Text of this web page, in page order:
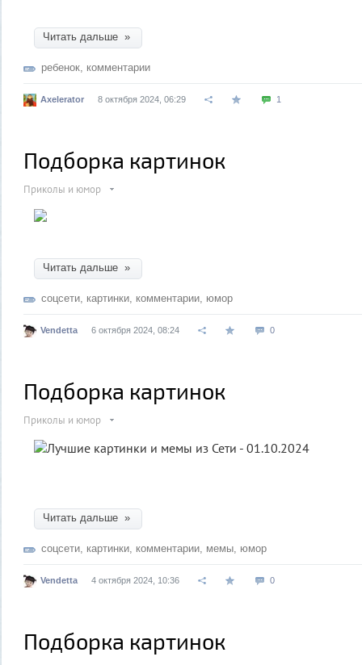
Читать дальше »
ребенок комментарии
Axelerator 8 октября 2024, 06:29 1
Подборка картинок
Приколы и юмор
Читать дальше »
соцсети картинки комментарии юмор
Vendetta 6 октября 2024, 08:24 0
Подборка картинок
Приколы и юмор
Читать дальше »
соцсети картинки комментарии мемы юмор
Vendetta 4 октября 2024, 10:36 0
Подборка картинок